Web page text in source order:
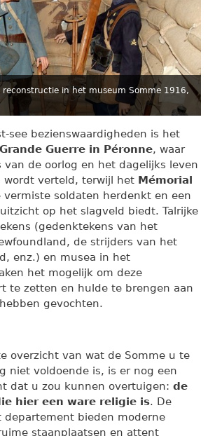
reconstructie in het museum Somme 1916,
see bezienswaardigheden is het
Guerre in Péronne, waar
van de oorlog en het dagelijks leven
wordt verteld, terwijl het Mémorial
vermiste soldaten herdenkt en een
op het slagveld biedt. Talrijke
(gedenktekens van het
de strijders van het
enz.) en musea in het
het mogelijk om deze
te zetten en hulde te brengen aan
gevochten.
overzicht van wat de Somme u te
niet voldoende is, is er nog een
dat u zou kunnen overtuigen: de
hier een ware religie is. De
departement bieden moderne
staanplaatsen en attent